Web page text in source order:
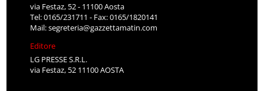
via Festaz, 52 - 11100 Aosta
Tel: 0165/231711 - Fax: 0165/1820141
Mail:segreteria@gazzettamatin.com
Editore
LG PRESSE S.R.L.
via Festaz, 52 11100 AOSTA